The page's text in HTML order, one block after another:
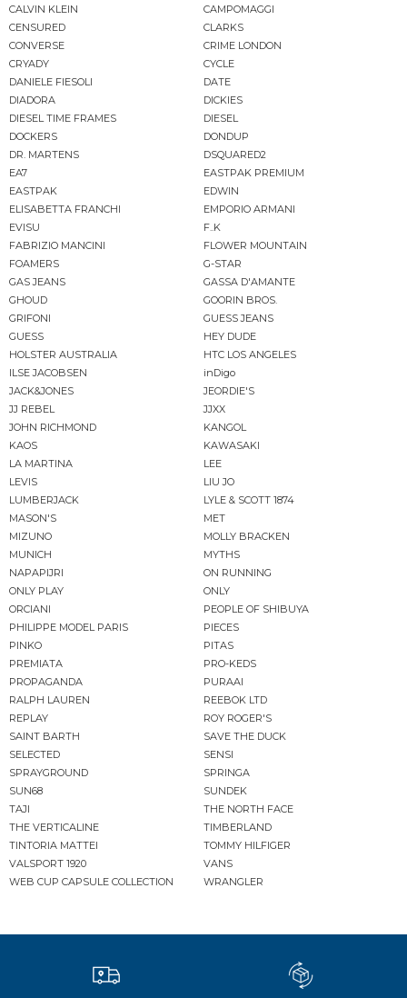
CALVIN KLEIN
CAMPOMAGGI
CENSURED
CLARKS
CONVERSE
CRIME LONDON
CRYADY
CYCLE
DANIELE FIESOLI
DATE
DIADORA
DICKIES
DIESEL TIME FRAMES
DIESEL
DOCKERS
DONDUP
DR. MARTENS
DSQUARED2
EA7
EASTPAK PREMIUM
EASTPAK
EDWIN
ELISABETTA FRANCHI
EMPORIO ARMANI
EVISU
F..K
FABRIZIO MANCINI
FLOWER MOUNTAIN
FOAMERS
G-STAR
GAS JEANS
GASSA D'AMANTE
GHOUD
GOORIN BROS.
GRIFONI
GUESS JEANS
GUESS
HEY DUDE
HOLSTER AUSTRALIA
HTC LOS ANGELES
ILSE JACOBSEN
inDigo
JACK&JONES
JEORDIE'S
JJ REBEL
JJXX
JOHN RICHMOND
KANGOL
KAOS
KAWASAKI
LA MARTINA
LEE
LEVIS
LIU JO
LUMBERJACK
LYLE & SCOTT 1874
MASON'S
MET
MIZUNO
MOLLY BRACKEN
MUNICH
MYTHS
NAPAPIJRI
ON RUNNING
ONLY PLAY
ONLY
ORCIANI
PEOPLE OF SHIBUYA
PHILIPPE MODEL PARIS
PIECES
PINKO
PITAS
PREMIATA
PRO-KEDS
PROPAGANDA
PURAAI
RALPH LAUREN
REEBOK LTD
REPLAY
ROY ROGER'S
SAINT BARTH
SAVE THE DUCK
SELECTED
SENSI
SPRAYGROUND
SPRINGA
SUN68
SUNDEK
TAJI
THE NORTH FACE
THE VERTICALINE
TIMBERLAND
TINTORIA MATTEI
TOMMY HILFIGER
VALSPORT 1920
VANS
WEB CUP CAPSULE COLLECTION
WRANGLER